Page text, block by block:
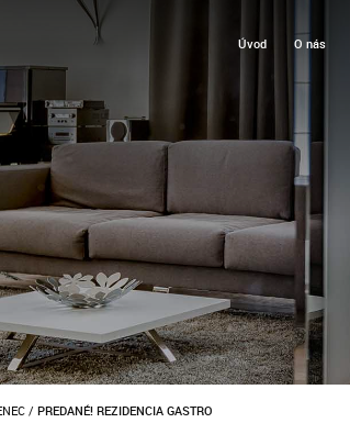
Úvod O nás
/ PREDANÉ! REZIDENCIA GASTRO